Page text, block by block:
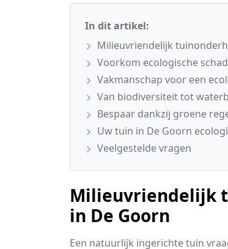
In dit artikel:
Milieuvriendelijk
Voorkom ecologische
Vakmanschap voor een
Van biodiversiteit tot
Bespaar dankzij groene
Uw tuin in De Goorn
Veelgestelde vragen
Milieuvriendelijk
in De Goorn
Een natuurlijk ingerichte tuin